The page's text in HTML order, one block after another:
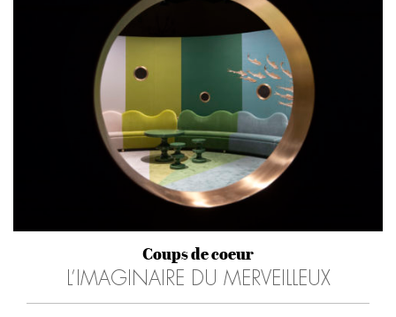
Coups de coeur
L’IMAGINAIRE DU MERVEILLEUX